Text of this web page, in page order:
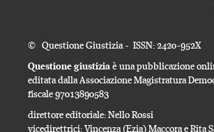
© Questione Giustizia - ISSN: 2420-952X
Questione giustiziaè una pubblicazione
editata dalla Associazione Magistratura
fiscale 97013890583
direttore editoriale: Nello Rossi
vicedirettrici: Vincenza (Ezia) Maccora e Rita